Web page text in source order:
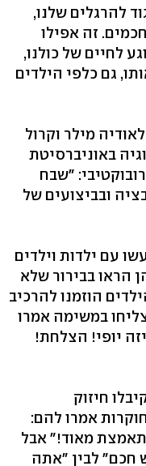
להרגלים שלנו,
זה אפילו
לחיים של כולנו,
גם כלפי הילדים
מילר וקרול
באוניברסיטת
"שבח
ובביצועים של
עם ילדות וילדים
רגילים, בני 10 עד 12, הן הראו בבירור שלא
הוזמנו להרכיב
במשימה אמרו
יופי! הצלחת!
חיזוק
אמרו להם:
מאוד!" אבל
חכם" לבין "אתה